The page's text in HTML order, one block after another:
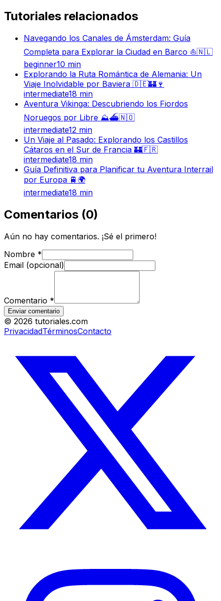
Tutoriales relacionados
Navegando los Canales de Ámsterdam: Guía
Completa para Explorar la Ciudad en Barco ⛵🇳🇱
beginner10 min
Explorando la Ruta Romántica de Alemania: Un
Viaje Inolvidable por Baviera 🇩🇪🏰🍷
intermediate18 min
Aventura Vikinga: Descubriendo los Fiordos
Noruegos por Libre ⛰️⛴️🇳🇴
intermediate12 min
Un Viaje al Pasado: Explorando los Castillos
Cátaros en el Sur de Francia 🏰🇫🇷
intermediate18 min
Guía Definitiva para Planificar tu Aventura Interrail
por Europa 🚆🌍
intermediate18 min
Comentarios (0)
Aún no hay comentarios. ¡Sé el primero!
Nombre *
Email (opcional)
Comentario *
Enviar comentario
© 2026 tutoriales.com
PrivacidadTérminosContacto